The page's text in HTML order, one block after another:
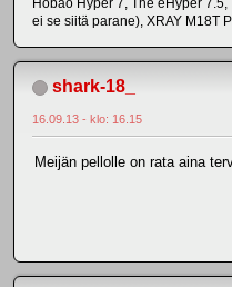
Hobao Hyper 7, The eHyper
ei se siitä parane), XRAY M18T
shark-18_
16.09.13 - klo: 16.15
Meijän pellolle on rata aina